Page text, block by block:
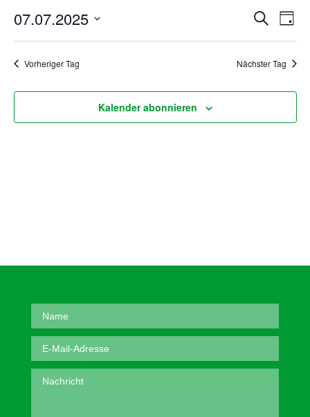
Juli
2025 Suche
Suche
Tag
07.07.2025
Datum
wählen.
Vorheriger Tag Nächster Tag
Kalender abonnieren